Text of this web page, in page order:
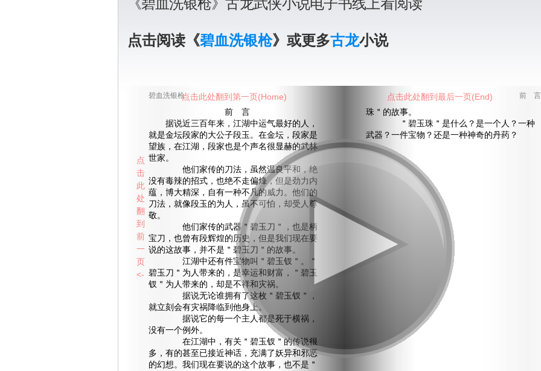
《碧血洗银枪》古龙武侠小说电子书线上看阅读
点击阅读《碧血洗银枪》或更多古龙小说
碧血洗银枪 前 言
前 言
据说近三百年来，江湖中运气最好的人，
就是金坛段家的大公子段玉。在金坛，段家是
望族，在江湖，段家也是个声名很显赫的武林
世家。
他们家传的刀法，虽然温良平和，绝
没有毒辣的招式，也绝不走偏烽，但是劲力内
蕴，博大精深，自有一种不凡的威力。他们的
刀法，就像段玉的为人，虽不可怕，却受人尊
敬。
他们家传的武器＂碧玉刀＂，也是柄
宝刀，也曾有段辉煌的历史，但是我们现在要
说的这故事，并不是＂碧玉刀＂的故事。
江湖中还有件宝物叫＂碧玉钗＂。＂
碧玉刀＂为人带来的，是幸运和财富，＂碧玉
钗＂为人带来的，却是不祥和灾祸。
据说无论谁拥有了这枚＂碧玉钗＂，
就立刻会有灾祸降临到他身上。
据说它的每一个主人都是死于横祸，
没有一个例外。
在江湖中，有关＂碧玉钗＂的传说很
多，有的甚至已接近神话，充满了妖异和邪恶
的幻想。我们现在要说的这个故事，也不是＂
珠＂的故事。
＂碧玉珠＂是什么？是一个人？一种
武器？一件宝物？还是一种神奇的丹药？
点击此处翻到第一页(Home) 点击此处翻到最后一页(End)
点
击
此
处
翻
到
前
一
页
<-